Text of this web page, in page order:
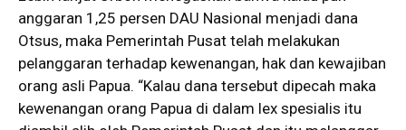
anggaran 1,25 persen DAU Nasional menjadi dana
Otsus, maka Pemerintah Pusat telah melakukan
pelanggaran terhadap kewenangan, hak dan kewajiban
orang asli Papua. “Kalau dana tersebut dipecah maka
kewenangan orang Papua di dalam lex spesialis itu